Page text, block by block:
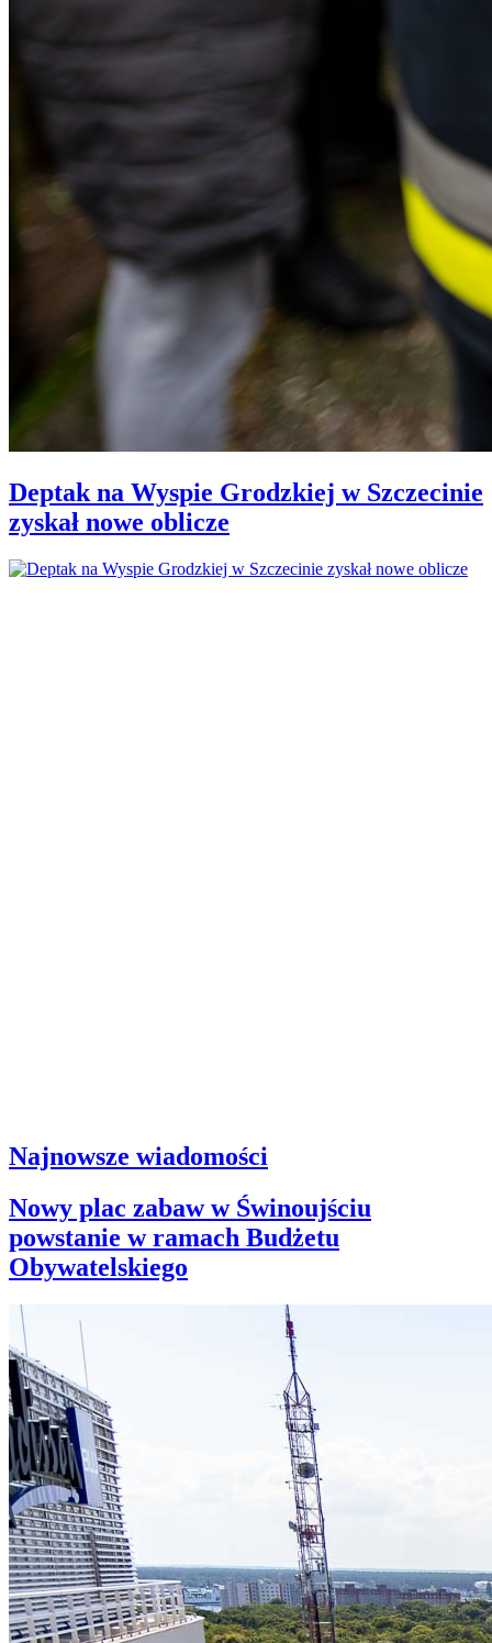
Deptak na Wyspie Grodzkiej w Szczecinie
zyskał nowe oblicze
Najnowsze wiadomości
Nowy plac zabaw w Świnoujściu
powstanie w ramach Budżetu
Obywatelskiego